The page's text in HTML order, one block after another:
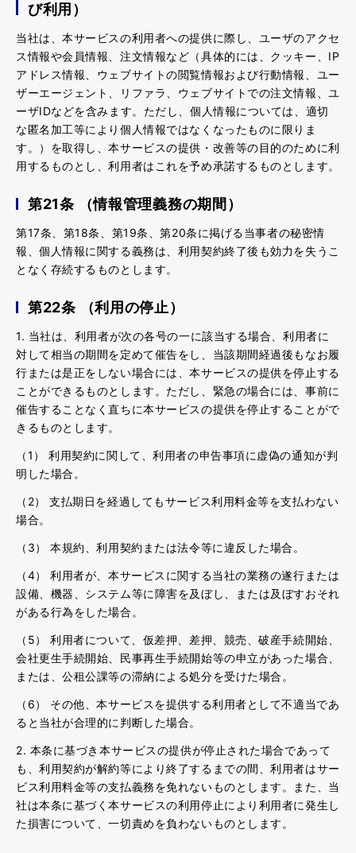
び利用）
当社は、本サービスの利用者への提供に際し、ユーザのアクセ
ス情報や会員情報、注文情報など（具体的には、クッキー、IP
アドレス情報、ウェブサイトの閲覧情報および行動情報、ユー
ザーエージェント、リファラ、ウェブサイトでの注文情報、ユ
ーザIDなどを含みます。ただし、個人情報については、適切
な匿名加工等により個人情報ではなくなったものに限りま
す。）を取得し、本サービスの提供・改善等の目的のために利
用するものとし、利用者はこれを予め承諾するものとします。
第21条 （情報管理義務の期間）
第17条、第18条、第19条、第20条に掲げる当事者の秘密情
報、個人情報に関する義務は、利用契約終了後も効力を失うこ
となく存続するものとします。
第22条 （利用の停止）
1. 当社は、利用者が次の各号の一に該当する場合、利用者に
対して相当の期間を定めて催告をし、当該期間経過後もなお履
行または是正をしない場合には、本サービスの提供を停止する
ことができるものとします。ただし、緊急の場合には、事前に
催告することなく直ちに本サービスの提供を停止することがで
きるものとします。
（1） 利用契約に関して、利用者の申告事項に虚偽の通知が判
明した場合。
（2） 支払期日を経過してもサービス利用料金等を支払わない
場合。
（3） 本規約、利用契約または法令等に違反した場合。
（4） 利用者が、本サービスに関する当社の業務の遂行または
設備、機器、システム等に障害を及ぼし、または及ぼすおそれ
がある行為をした場合。
（5） 利用者について、仮差押、差押、競売、破産手続開始、
会社更生手続開始、民事再生手続開始等の申立があった場合、
または、公租公課等の滞納による処分を受けた場合。
（6） その他、本サービスを提供する利用者として不適当であ
ると当社が合理的に判断した場合。
2. 本条に基づき本サービスの提供が停止された場合であって
も、利用契約が解約等により終了するまでの間、利用者はサー
ビス利用料金等の支払義務を免れないものとします。また、当
社は本条に基づく本サービスの利用停止により利用者に発生し
た損害について、一切責めを負わないものとします。